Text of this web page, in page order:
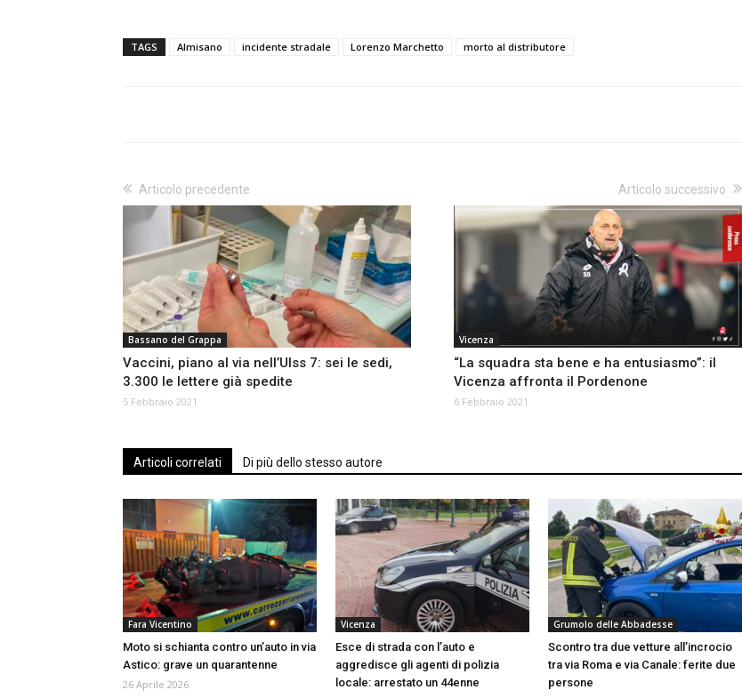
TAGS Almisano incidente stradale Lorenzo Marchetto morto al distributore
Articolo precedente
Bassano del Grappa
Vaccini, piano al via nell’Ulss 7: sei le sedi,
3.300 le lettere già spedite
5 Febbraio 2021
Articolo successivo
Vicenza
“La squadra sta bene e ha entusiasmo”: il
Vicenza affronta il Pordenone
6 Febbraio 2021
Articoli correlati Di più dello stesso autore
Fara Vicentino
Moto si schianta contro un’auto in via
Astico: grave un quarantenne
26 Aprile 2026
Vicenza
Esce di strada con l’auto e
aggredisce gli agenti di polizia
locale: arrestato un 44enne
Grumolo delle Abbadesse
Scontro tra due vetture all’incrocio
tra via Roma e via Canale: ferite due
persone